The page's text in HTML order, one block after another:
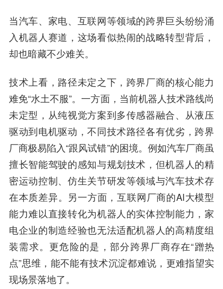
当汽车、家电、互联网等领域的跨界巨头纷纷涌
入机器人赛道，这场看似热闹的战略转型背后，
却也暗藏不少难关。
技术上看，路径未定之下，跨界厂商的核心能力
难免“水土不服”。一方面，当前机器人技术路线尚
未定型，从纯视觉方案到多传感器融合、从液压
驱动到电机驱动，不同技术路径各有优劣，跨界
厂商极易陷入“跟风试错”的困境。例如汽车厂商虽
擅长智能驾驶的感知与规划技术，但机器人的精
密运动控制、仿生关节研发等领域与汽车技术存
在本质差异。另一方面，互联网厂商的AI大模型
能力难以直接转化为机器人的实体控制能力，家
电企业的制造经验也无法适配机器人的高精度组
装需求。更危险的是，部分跨界厂商存在“蹭热
点”思维，能不能有技术沉淀都难说，更难指望实
现场景落地了。